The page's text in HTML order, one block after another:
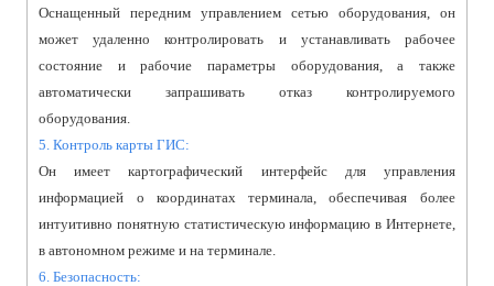
Оснащенный передним управлением сетью оборудования, он
может удаленно контролировать и устанавливать рабочее
состояние и рабочие параметры оборудования, а также
автоматически запрашивать отказ контролируемого
оборудования.
5. Контроль карты ГИС:
Он имеет картографический интерфейс для управления
информацией о координатах терминала, обеспечивая более
интуитивно понятную статистическую информацию в Интернете,
в автономном режиме и на терминале.
6. Безопасность: